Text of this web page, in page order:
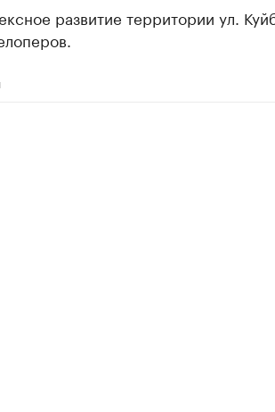
развитие территории ул.